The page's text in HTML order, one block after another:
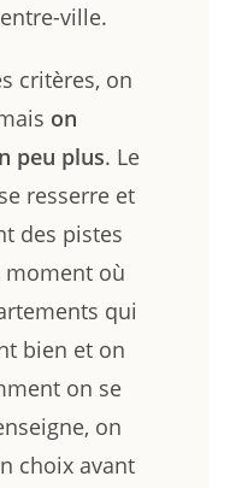
ville.
critères, on
on
peu plus. Le
resserre et
des pistes
moment où
qui
bien et on
on se
on
choix avant